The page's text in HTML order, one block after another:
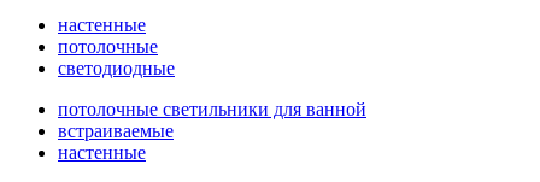
настенные
потолочные
светодиодные
потолочные светильники для ванной
встраиваемые
настенные